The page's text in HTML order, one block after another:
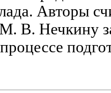
Авторы
В. Нечкину